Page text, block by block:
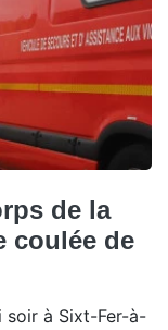
de la
coulée de
soir à Sixt-Fer-à-